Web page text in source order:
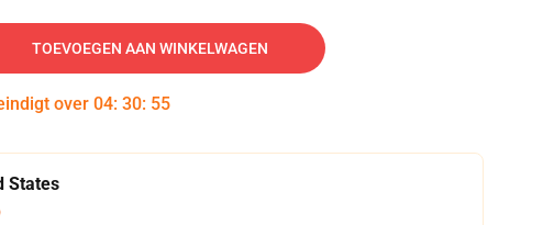
TOEVOEGEN AAN WINKELWAGEN
over 04: 30: 54
States